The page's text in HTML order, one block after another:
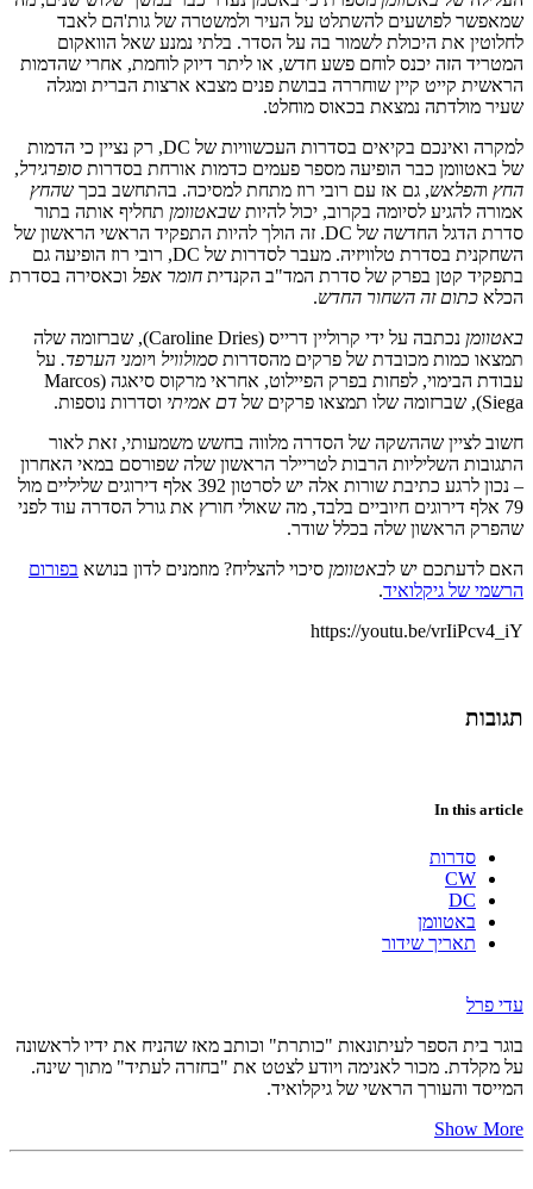
שמאפשר לפושעים להשתלט על העיר ולמשטרה של גות'הם לאבד
לחלוטין את היכולת לשמור בה על הסדר. בלתי נמנע שאל הוואקום
המטריד הזה יכנס לוחם פשע חדש, או ליתר דיוק לוחמת, אחרי שהדמות
הראשית קייט קיין שוחררה בבושת פנים מצבא ארצות הברית ומגלה
שעיר מולדתה נמצאת בכאוס מוחלט.
למקרה ואינכם בקיאים בסדרות העכשוויות של DC, רק נציין כי הדמות
של באטוומן כבר הופיעה מספר פעמים כדמות אורחת בסדרות סופרגירל,
החץ והפלאש, גם אז עם רובי רוז מתחת למסיכה. בהתחשב בכך שהחץ
אמורה להגיע לסיומה בקרוב, יכול להיות שבאטוומן תחליף אותה בתור
סדרת הדגל החדשה של DC. זה הולך להיות התפקיד הראשי הראשון של
השחקנית בסדרת טלוויזיה. מעבר לסדרות של DC, רובי רוז הופיעה גם
בתפקיד קטן בפרק של סדרת המד"ב הקנדית חומר אפל וכאסירה בסדרת
הכלא כתום זה השחור החדש.
באטוומן
נכתבה על ידי קרוליין דרייס (Caroline Dries), שברזומה שלה
תמצאו כמות מכובדת של פרקים מהסדרות סמולוויל ויומני הערפד. על
עבודת הבימוי, לפחות בפרק הפיילוט, אחראי מרקוס סיאגה (Marcos
Siega), שברזומה שלו תמצאו פרקים של
דם אמיתי וסדרות נוספות.
חשוב לציין שההשקה של הסדרה מלווה בחשש משמעותי, זאת לאור
התגובות השליליות הרבות לטריילר הראשון שלה שפורסם במאי האחרון
– נכון לרגע כתיבת שורות אלה יש לסרטון 392 אלף דירוגים שליליים מול
79 אלף דירוגים חיוביים בלבד, מה שאולי חורץ את גורל הסדרה עוד לפני
שהפרק הראשון שלה בכלל שודר.
האם לדעתכם יש לבאטוומן סיכוי להצליח? מוזמנים לדון בנושא בפורום
הרשמי של גיקלואיד.
https://youtu.be/vrIiPcv4_iY
תגובות
In this article
סדרות
CW
DC
באטוומן
תאריך שידור
עדי פרל
בוגר בית הספר לעיתונאות "כותרת" וכותב מאז שהניח את ידיו לראשונה
על מקלדת. מכור לאנימה ויודע לצטט את "בחזרה לעתיד" מתוך שינה.
המייסד והעורך הראשי של גיקלואיד.
Show More